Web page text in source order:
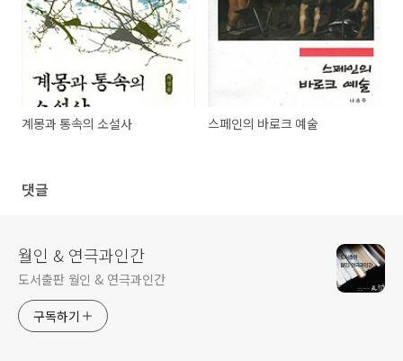
계몽과 통속의 소설사 스페인의 바로크 예술
댓글
월인 & 연극과인간
도서출판 월인 & 연극과인간
구독하기